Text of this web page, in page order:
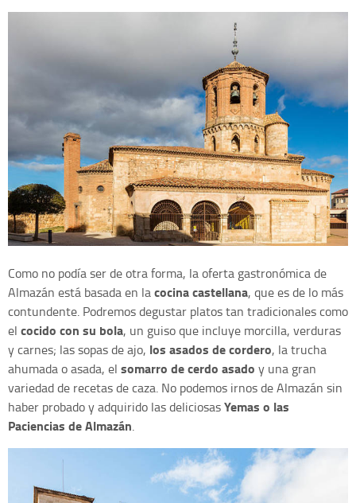
Como no podía ser de otra forma, la oferta gastronómica de
Almazán está basada en lacocina castellana, que es de lo más
contundente. Podremos degustar platos tan tradicionales como
el cocido con su bola, un guiso que incluye morcilla, verduras
y carnes; las sopas de ajo, los asados de cordero, la trucha
ahumada o asada, el somarro de cerdo asado y una gran
variedad de recetas de caza. No podemos irnos de Almazán sin
haber probado y adquirido las deliciosasYemas o las
Paciencias de Almazán.